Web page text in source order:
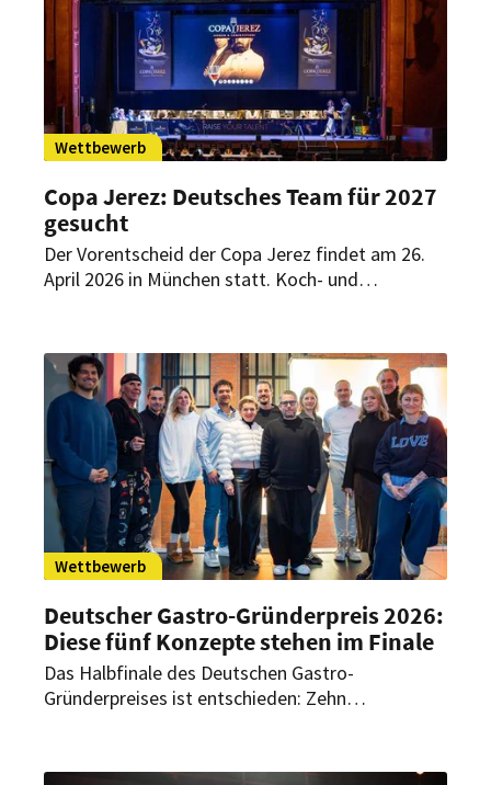
Wettbewerb
Copa Jerez: Deutsches Team für 2027
gesucht
Der Vorentscheid der Copa Jerez findet am 26.
April 2026 in München statt. Koch- und
Wettbewerb
Deutscher Gastro-Gründerpreis 2026:
Diese fünf Konzepte stehen im Finale
Das Halbfinale des Deutschen Gastro-
Gründerpreises ist entschieden: Zehn
Branchenexperten von sich und ihrem Konzept zu